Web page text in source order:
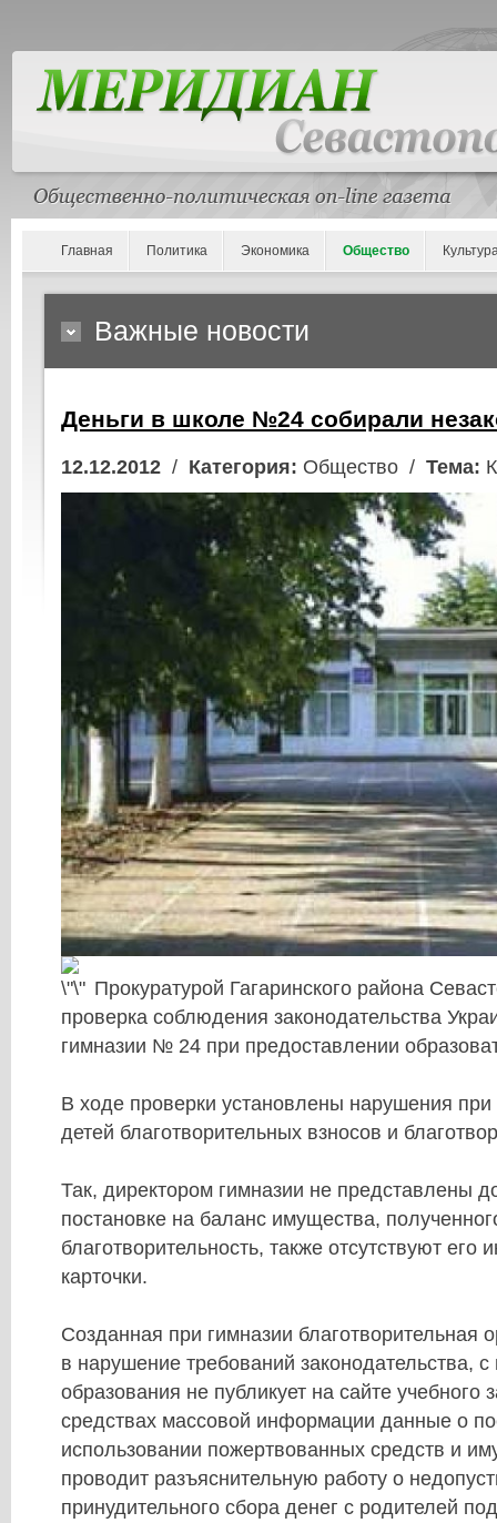
Главная Политика Экономика Общество
Важные новости
Деньги в школе №24 собирали
12.12.2012 / Категория: Общество / Тема:
Прокуратурой Гагаринского района
проверка соблюдения законодательства
гимназии № 24 при предоставлении
В ходе проверки установлены нарушения при
детей благотворительных взносов и
Так, директором гимназии не представлены
постановке на баланс имущества,
благотворительность, также отсутствуют его
карточки.
Созданная при гимназии благотворительная
в нарушение требований законодательства,
образования не публикует на сайте учебного
средствах массовой информации данные о
использовании пожертвованных средств и
проводит разъяснительную работу о
принудительного сбора денег с родителей